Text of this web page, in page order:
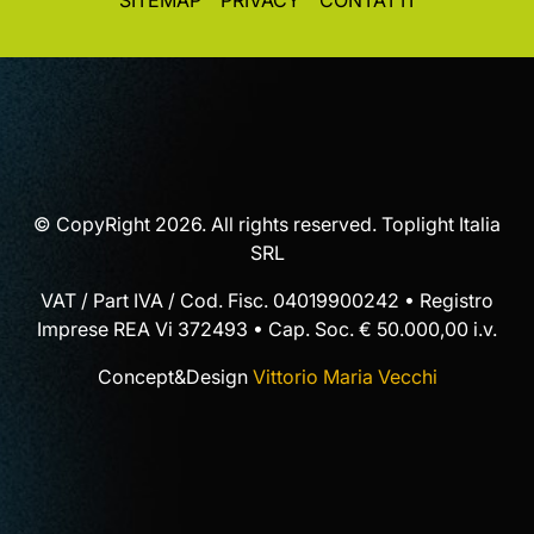
© CopyRight 2026. All rights reserved. Toplight Italia
SRL
VAT / Part IVA / Cod. Fisc. 04019900242 • Registro
Imprese REA Vi 372493 • Cap. Soc. € 50.000,00 i.v.
Concept&Design Vittorio Maria Vecchi